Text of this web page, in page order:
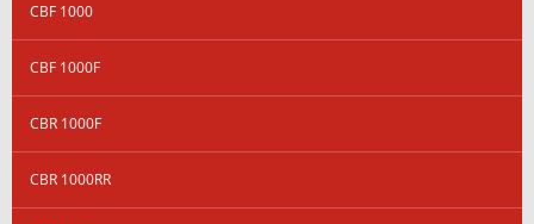
CBF 1000
CBF 1000F
CBR 1000F
CBR 1000RR